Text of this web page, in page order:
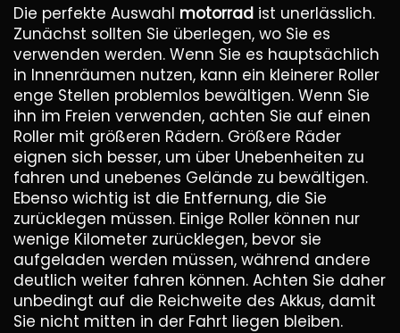
Die perfekte Auswahl motorrad ist unerlässlich.
Zunächst sollten Sie überlegen, wo Sie es
verwenden werden. Wenn Sie es hauptsächlich
in Innenräumen nutzen, kann ein kleinerer Roller
enge Stellen problemlos bewältigen. Wenn Sie
ihn im Freien verwenden, achten Sie auf einen
Roller mit größeren Rädern. Größere Räder
eignen sich besser, um über Unebenheiten zu
fahren und unebenes Gelände zu bewältigen.
Ebenso wichtig ist die Entfernung, die Sie
zurücklegen müssen. Einige Roller können nur
wenige Kilometer zurücklegen, bevor sie
aufgeladen werden müssen, während andere
deutlich weiter fahren können. Achten Sie daher
unbedingt auf die Reichweite des Akkus, damit
Sie nicht mitten in der Fahrt liegen bleiben.